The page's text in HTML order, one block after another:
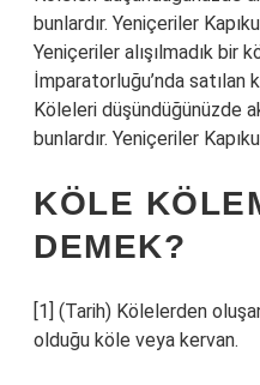
bunlardır. Yeniçeriler
Yeniçeriler alışılmadık bir
İmparatorluğu’nda satılan
Köleleri düşündüğünüzde
bunlardır. Yeniçeriler
KÖLE
DEMEK?
[1] (Tarih) Kölelerden
olduğu köle veya kervan.